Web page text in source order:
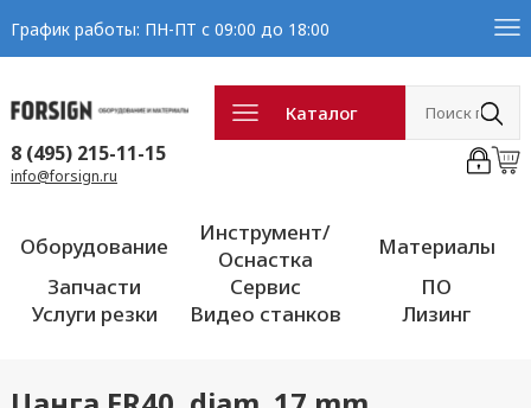
График работы: ПН-ПТ с 09:00 до 18:00
Каталог
8 (495) 215-11-15
info@forsign.ru
Оборудование
Инструмент/
Оснастка
Материалы
Запчасти
Сервис
ПО
Услуги резки
Видео станков Лизинг